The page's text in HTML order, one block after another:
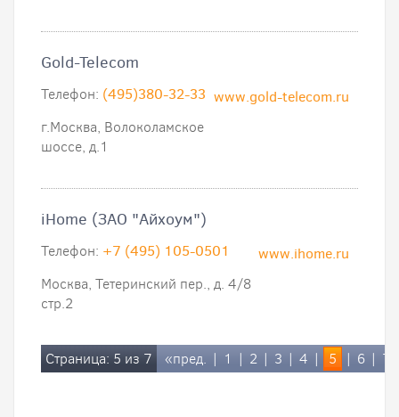
Gold-Telecom
www.gold-telecom.ru
Телефон: (495)380-32-33
г.Москва, Волоколамское
шоссе, д.1
iHome (ЗАО "Айхоум")
www.ihome.ru
Телефон: +7 (495) 105-0501
Москва, Тетеринский пер., д. 4/8
стр.2
Страница: 5 из 7 «пред. | 1 | 2 | 3 | 4 | 5 | 6 | 7